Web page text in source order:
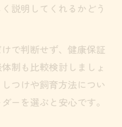
説明してくれるかどう
で判断せず、健康保証
制も比較検討しましょ
つけや飼育方法につい
ーを選ぶと安心です。